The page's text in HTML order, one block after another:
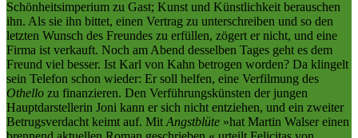
Schönheitsimperium zu Gast; Kunst und Künstlichkeit berauschen
ihn. Als sie ihn bittet, einen Vertrag zu unterschreiben und so den
letzten Wunsch des Freundes zu erfüllen, zögert er nicht, und eine
Firma ist verkauft. Noch am Abend desselben Tages geht es dem
Freund viel besser. Ist Karl von Kahn betrogen worden? Da klingelt
sein Telefon schon wieder: Er soll helfen, eine Verfilmung des
Othello zu finanzieren. Den Verführungskünsten der jungen
Hauptdarstellerin Joni kann er sich nicht entziehen, und ein zweiter
Betrugsverdacht keimt auf. Mit Angstblüte »hat Martin Walser einen